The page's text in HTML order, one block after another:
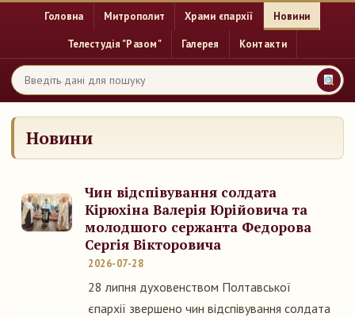
Головна Митрополит Храми єпархії Новини
Телестудія "Разом" Галерея Контакти
Новини
Чин відспівування солдата
Кірюхіна Валерія Юрійовича та
молодшого сержанта Федорова
Сергія Вікторовича
2026-07-28
28 липня духовенством Полтавської
єпархії звершено чин відспівування солдата